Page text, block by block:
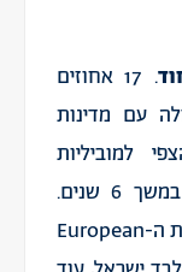
. 17 אחוזים
עם מדינות
למוביליות
במשך 6 שנים.
עדיפות ניתנה למדינות השכנות במסגרת ה-European